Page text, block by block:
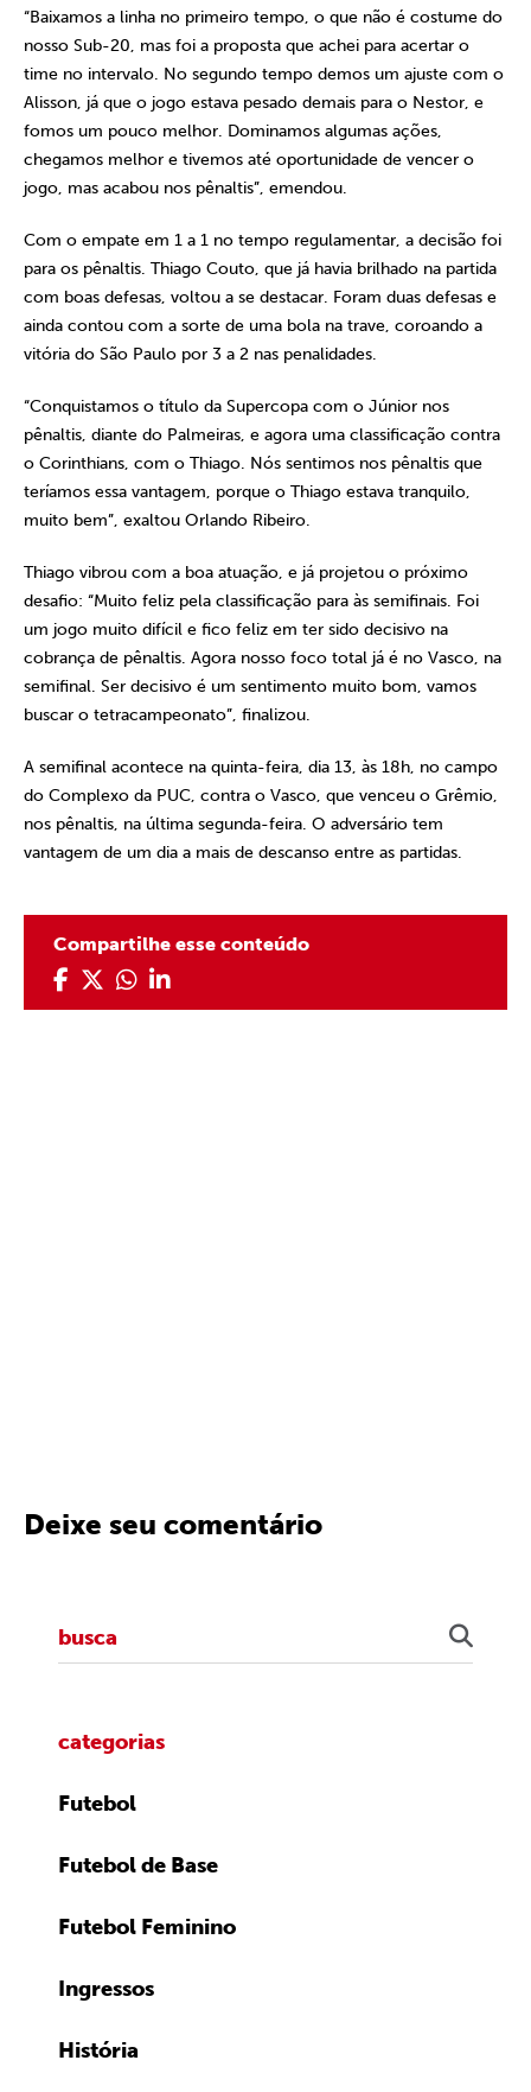
“Baixamos a linha no primeiro tempo, o que não é costume do
nosso Sub-20, mas foi a proposta que achei para acertar o
time no intervalo. No segundo tempo demos um ajuste com o
Alisson, já que o jogo estava pesado demais para o Nestor, e
fomos um pouco melhor. Dominamos algumas ações,
chegamos melhor e tivemos até oportunidade de vencer o
jogo, mas acabou nos pênaltis”, emendou.
Com o empate em 1 a 1 no tempo regulamentar, a decisão foi
para os pênaltis. Thiago Couto, que já havia brilhado na partida
com boas defesas, voltou a se destacar. Foram duas defesas e
ainda contou com a sorte de uma bola na trave, coroando a
vitória do São Paulo por 3 a 2 nas penalidades.
“Conquistamos o título da Supercopa com o Júnior nos
pênaltis, diante do Palmeiras, e agora uma classificação contra
o Corinthians, com o Thiago. Nós sentimos nos pênaltis que
teríamos essa vantagem, porque o Thiago estava tranquilo,
muito bem”, exaltou Orlando Ribeiro.
Thiago vibrou com a boa atuação, e já projetou o próximo
desafio: “Muito feliz pela classificação para às semifinais. Foi
um jogo muito difícil e fico feliz em ter sido decisivo na
cobrança de pênaltis. Agora nosso foco total já é no Vasco, na
semifinal. Ser decisivo é um sentimento muito bom, vamos
buscar o tetracampeonato”, finalizou.
A semifinal acontece na quinta-feira, dia 13, às 18h, no campo
do Complexo da PUC, contra o Vasco, que venceu o Grêmio,
nos pênaltis, na última segunda-feira. O adversário tem
vantagem de um dia a mais de descanso entre as partidas.
Compartilhe esse conteúdo
Deixe seu comentário
categorias
Futebol
Futebol de Base
Futebol Feminino
Ingressos
História